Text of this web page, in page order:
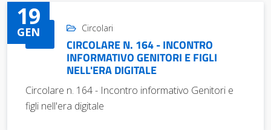
19
GEN Circolari
CIRCOLARE N. 164 - INCONTRO
INFORMATIVO GENITORI E FIGLI
NELL'ERA DIGITALE
Circolare n. 164 - Incontro informativo Genitori e
figli nell'era digitale